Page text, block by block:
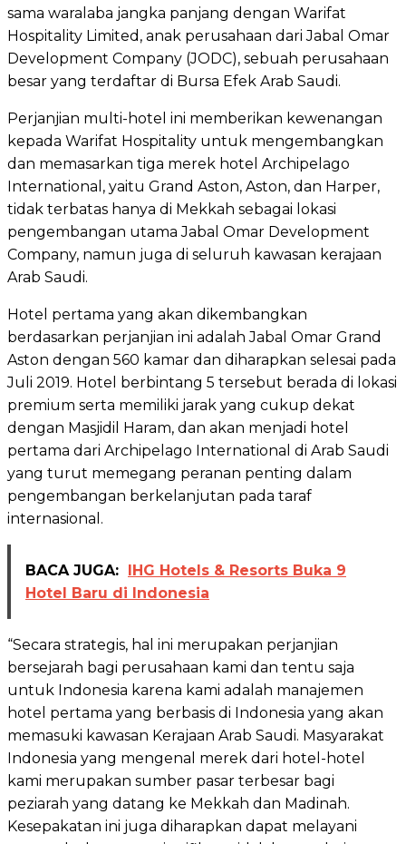
sama waralaba jangka panjang dengan Warifat
Hospitality Limited, anak perusahaan dari Jabal Omar
Development Company (JODC), sebuah perusahaan
besar yang terdaftar di Bursa Efek Arab Saudi.
Perjanjian multi-hotel ini memberikan kewenangan
kepada Warifat Hospitality untuk mengembangkan
dan memasarkan tiga merek hotel Archipelago
International, yaitu Grand Aston, Aston, dan Harper,
tidak terbatas hanya di Mekkah sebagai lokasi
pengembangan utama Jabal Omar Development
Company, namun juga di seluruh kawasan kerajaan
Arab Saudi.
Hotel pertama yang akan dikembangkan
berdasarkan perjanjian ini adalah Jabal Omar Grand
Aston dengan 560 kamar dan diharapkan selesai pada
Juli 2019. Hotel berbintang 5 tersebut berada di lokasi
premium serta memiliki jarak yang cukup dekat
dengan Masjidil Haram, dan akan menjadi hotel
pertama dari Archipelago International di Arab Saudi
yang turut memegang peranan penting dalam
pengembangan berkelanjutan pada taraf
internasional.
BACA JUGA: IHG Hotels & Resorts Buka 9
Hotel Baru di Indonesia
“Secara strategis, hal ini merupakan perjanjian
bersejarah bagi perusahaan kami dan tentu saja
untuk Indonesia karena kami adalah manajemen
hotel pertama yang berbasis di Indonesia yang akan
memasuki kawasan Kerajaan Arab Saudi. Masyarakat
Indonesia yang mengenal merek dari hotel-hotel
kami merupakan sumber pasar terbesar bagi
peziarah yang datang ke Mekkah dan Madinah.
Kesepakatan ini juga diharapkan dapat melayani